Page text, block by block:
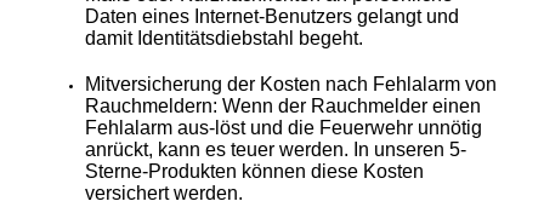
Daten eines Internet-Benutzers gelangt und
damit Identitätsdiebstahl begeht.
Mitversicherung der Kosten nach Fehlalarm von
Rauchmeldern: Wenn der Rauchmelder einen
Fehlalarm aus-löst und die Feuerwehr unnötig
anrückt, kann es teuer werden. In unseren 5-
Sterne-Produkten können diese Kosten
versichert werden.